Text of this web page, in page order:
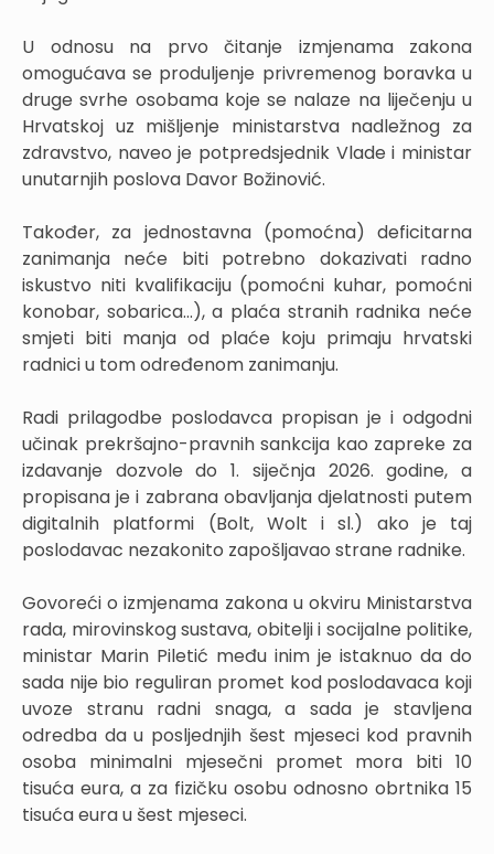
U odnosu na prvo čitanje izmjenama zakona
omogućava se produljenje privremenog boravka u
druge svrhe osobama koje se nalaze na liječenju u
Hrvatskoj uz mišljenje ministarstva nadležnog za
zdravstvo, naveo je potpredsjednik Vlade i ministar
unutarnjih poslova Davor Božinović.
Također, za jednostavna (pomoćna) deficitarna
zanimanja neće biti potrebno dokazivati radno
iskustvo niti kvalifikaciju (pomoćni kuhar, pomoćni
konobar, sobarica...), a plaća stranih radnika neće
smjeti biti manja od plaće koju primaju hrvatski
radnici u tom određenom zanimanju.
Radi prilagodbe poslodavca propisan je i odgodni
učinak prekršajno-pravnih sankcija kao zapreke za
izdavanje dozvole do 1. siječnja 2026. godine, a
propisana je i zabrana obavljanja djelatnosti putem
digitalnih platformi (Bolt, Wolt i sl.) ako je taj
poslodavac nezakonito zapošljavao strane radnike.
Govoreći o izmjenama zakona u okviru Ministarstva
rada, mirovinskog sustava, obitelji i socijalne politike,
ministar Marin Piletić među inim je istaknuo da do
sada nije bio reguliran promet kod poslodavaca koji
uvoze stranu radni snaga, a sada je stavljena
odredba da u posljednjih šest mjeseci kod pravnih
osoba minimalni mjesečni promet mora biti 10
tisuća eura, a za fizičku osobu odnosno obrtnika 15
tisuća eura u šest mjeseci.